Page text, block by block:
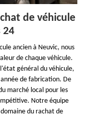
de véhicule
24
ancien à Neuvic, nous
de chaque véhicule.
général du véhicule,
de fabrication. De
marché local pour les
Notre équipe
du rachat de